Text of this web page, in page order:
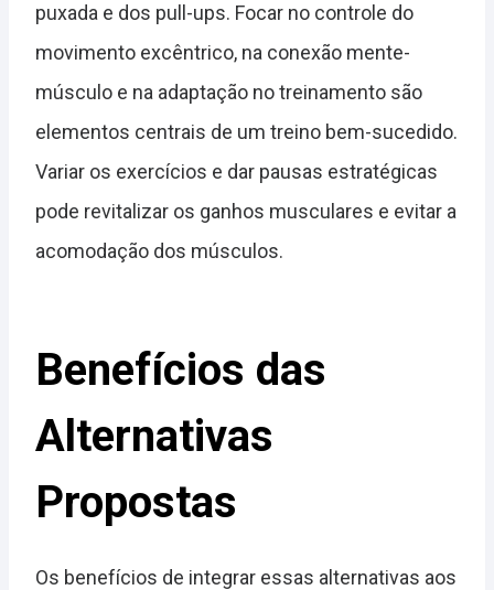
puxada e dos pull-ups. Focar no controle do
movimento excêntrico, na conexão mente-
músculo e na adaptação no treinamento são
elementos centrais de um treino bem-sucedido.
Variar os exercícios e dar pausas estratégicas
pode revitalizar os ganhos musculares e evitar a
acomodação dos músculos.
Benefícios das
Alternativas
Propostas
Os benefícios de integrar essas alternativas aos